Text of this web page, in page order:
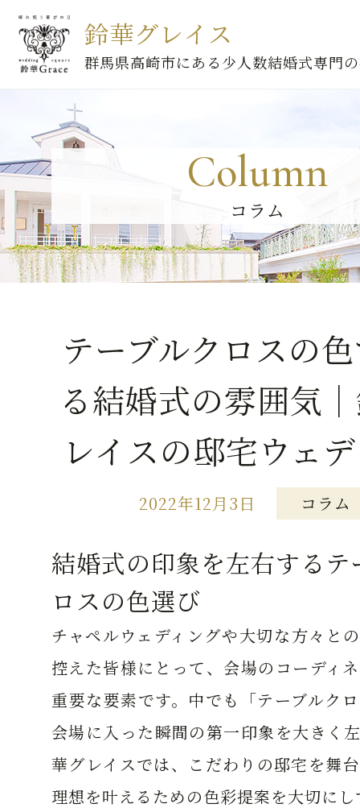
鈴華グレイス
群馬県高崎市にある少人数結婚式専門
Column
コラム
テーブルクロスの
る結婚式の雰囲気
レイスの邸宅ウェ
2022年12月3日 コラム
結婚式の印象を左右するテ
ロスの色選び
チャペルウェディングや大切な方々と
控えた皆様にとって、会場のコーディ
重要な要素です。中でも「テーブルク
会場に入った瞬間の第一印象を大きく
華グレイスでは、こだわりの邸宅を舞
理想を叶えるための色彩提案を大切に